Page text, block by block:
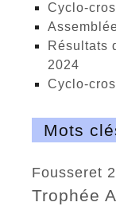
cyclo-
Résultats du cyclo-cross de Camarade
2024
Cyclo-
Mots
Fousseret
trophée